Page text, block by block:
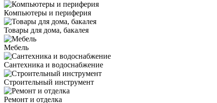
Компьютеры и периферия
Товары для дома, бакалея
Мебель
Сантехника и водоснабжение
Строительный инструмент
Ремонт и отделка